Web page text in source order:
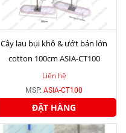
Cây lau bụi khô & ướt bản lớn
cotton 100cm ASIA-CT100
Liên hệ
MSP: ASIA-CT100
ĐẶT HÀNG